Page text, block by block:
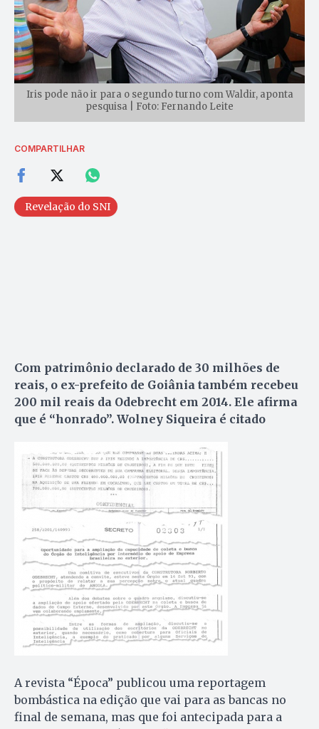
Iris pode não ir para o segundo turno com Waldir, aponta
pesquisa | Foto: Fernando Leite
COMPARTILHAR
Revelação do SNI
Com patrimônio declarado de 30 milhões de
reais, o ex-prefeito de Goiânia também recebeu
200 mil reais da Odebrecht em 2014. Ele afirma
que é “honrado”. Wolney Siqueira é citado
A revista “Época” publicou uma reportagem
bombástica na edição que vai para as bancas no
final de semana, mas que foi antecipada para a